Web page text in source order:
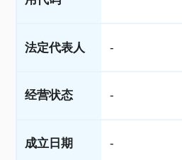
法定代表人 -
经营状态 -
成立日期 -